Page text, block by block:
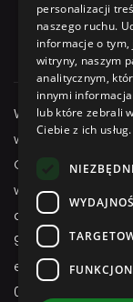
ul.
Właścicielem
w Centralnej
Gospodarczej,
wykonywania
adres do
9691657255,
elektronicznej:
064
personalizacji
naszego ruchu.
informacje o tym,
witryny, naszym
analitycznym,
innymi
lub które zebrali
Ciebie z ich usług.